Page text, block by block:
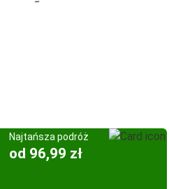
Najtańsza podróż
od 96,99 zł